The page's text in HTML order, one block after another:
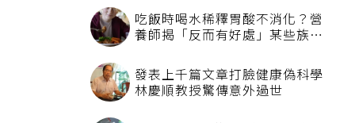
吃飯時喝水稀釋胃酸不消化？營
養師揭「反而有好處」某些族群
發表上千篇文章打臉健康偽科學
林慶順教授驚傳意外過世